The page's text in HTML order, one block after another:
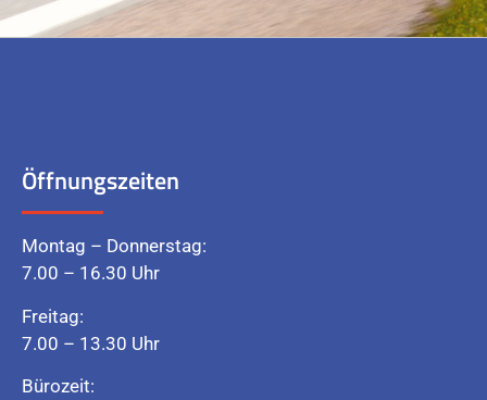
Öffnungszeiten
Montag – Donnerstag:
7.00 – 16.30 Uhr
Freitag:
7.00 – 13.30 Uhr
Bürozeit: